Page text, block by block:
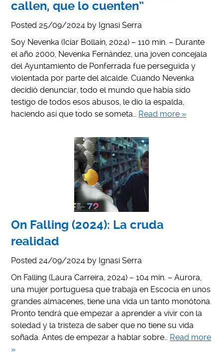
callen, que lo cuenten”
Posted 25/09/2024 by Ignasi Serra
Soy Nevenka (Icíar Bollaín, 2024) – 110 min. – Durante
el año 2000, Nevenka Fernández, una joven concejala
del Ayuntamiento de Ponferrada fue perseguida y
violentada por parte del alcalde. Cuando Nevenka
decidió denunciar, todo el mundo que había sido
testigo de todos esos abusos, le dio la espalda,
haciendo así que todo se someta… Read more »
On Falling (2024): La cruda
realidad
Posted 24/09/2024 by Ignasi Serra
On Falling (Laura Carreira, 2024) – 104 min. – Aurora,
una mujer portuguesa que trabaja en Escocia en unos
grandes almacenes, tiene una vida un tanto monótona.
Pronto tendrá que empezar a aprender a vivir con la
soledad y la tristeza de saber que no tiene su vida
soñada. Antes de empezar a hablar sobre… Read more
»